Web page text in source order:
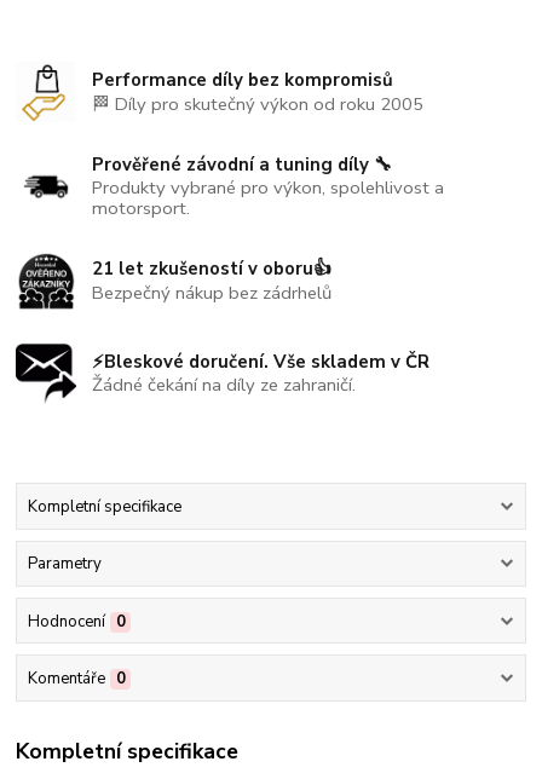
Performance díly bez kompromisů
🏁 Díly pro skutečný výkon od roku 2005
Prověřené závodní a tuning díly 🔧
Produkty vybrané pro výkon, spolehlivost a
motorsport.
21 let zkušeností v oboru👍
Bezpečný nákup bez zádrhelů
⚡Bleskové doručení. Vše skladem v ČR
Žádné čekání na díly ze zahraničí.
Kompletní specifikace
Parametry
Hodnocení 0
Komentáře 0
Kompletní specifikace